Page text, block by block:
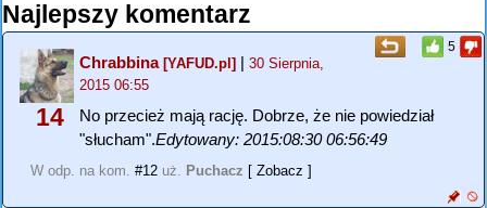
Najlepszy komentarz
5
14
Chrabbina[YAFUD.pl] | 30 Sierpnia,
2015 06:55
No przecież mają rację. Dobrze, że nie powiedział
"słucham".Edytowany: 2015:08:30 06:56:49
W odp. na kom. #12 uż. Puchacz [ Zobacz ]